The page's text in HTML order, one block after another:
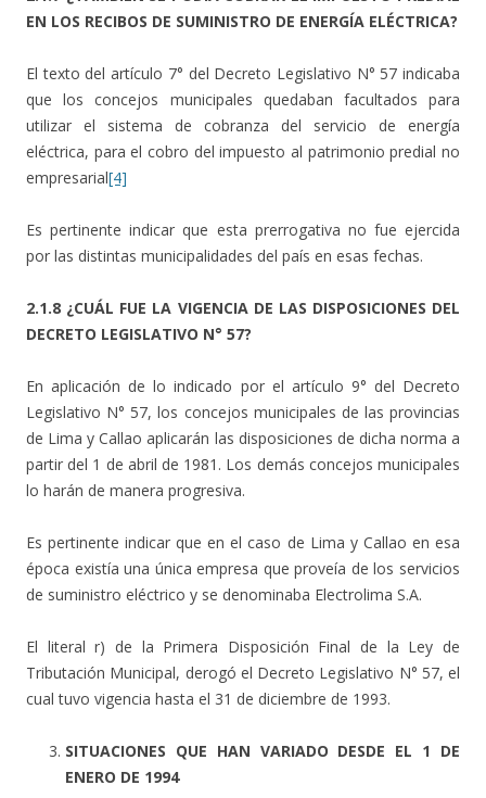
EN LOS RECIBOS DE SUMINISTRO DE ENERGÍA ELÉCTRICA?
El texto del artículo 7° del Decreto Legislativo N° 57 indicaba
que los concejos municipales quedaban facultados para
utilizar el sistema de cobranza del servicio de energía
eléctrica, para el cobro del impuesto al patrimonio predial no
empresarial[4]
Es pertinente indicar que esta prerrogativa no fue ejercida
por las distintas municipalidades del país en esas fechas.
2.1.8 ¿CUÁL FUE LA VIGENCIA DE LAS DISPOSICIONES DEL
DECRETO LEGISLATIVO N° 57?
En aplicación de lo indicado por el artículo 9° del Decreto
Legislativo N° 57, los concejos municipales de las provincias
de Lima y Callao aplicarán las disposiciones de dicha norma a
partir del 1 de abril de 1981. Los demás concejos municipales
lo harán de manera progresiva.
Es pertinente indicar que en el caso de Lima y Callao en esa
época existía una única empresa que proveía de los servicios
de suministro eléctrico y se denominaba Electrolima S.A.
El literal r) de la Primera Disposición Final de la Ley de
Tributación Municipal, derogó el Decreto Legislativo N° 57, el
cual tuvo vigencia hasta el 31 de diciembre de 1993.
SITUACIONES QUE HAN VARIADO DESDE EL 1 DE
ENERO DE 1994